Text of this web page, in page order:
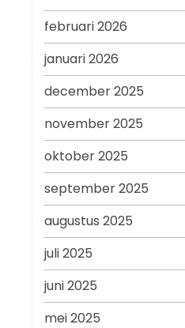
februari 2026
januari 2026
december 2025
november 2025
oktober 2025
september 2025
augustus 2025
juli 2025
juni 2025
mei 2025